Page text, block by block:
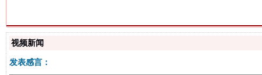
“刷贴”乱象丛生
视频新闻
发表感言：